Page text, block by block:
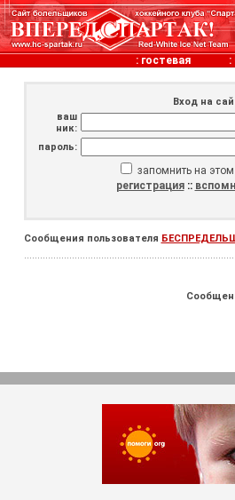
: гостевая :
Вход на
ваш
ник:
пароль:
запомнить на
регистрация::
Сообщения пользователя